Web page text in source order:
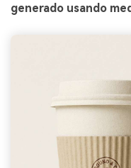
generado usando